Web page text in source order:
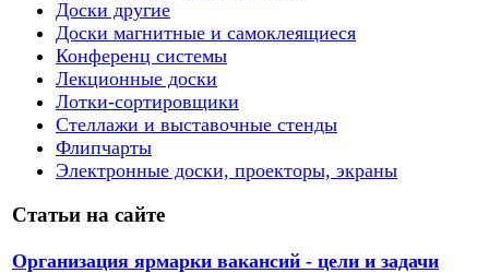
Доски другие
Доски магнитные и самоклеящиеся
Конференц системы
Лекционные доски
Лотки-сортировщики
Стеллажи и выставочные стенды
Флипчарты
Электронные доски, проекторы, экраны
Статьи на сайте
Организация ярмарки вакансий - цели и задачи